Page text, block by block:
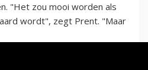
"Het zou mooi worden als
wordt", zegt Prent. "Maar